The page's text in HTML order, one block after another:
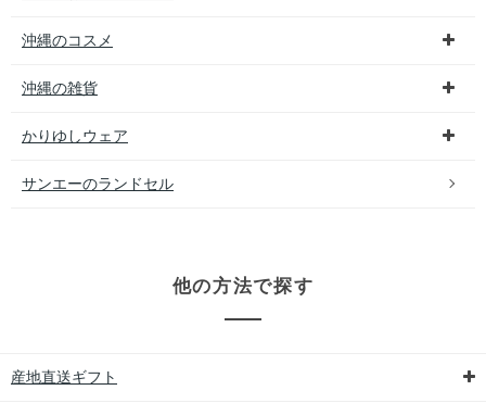
沖縄のコスメ
沖縄の雑貨
かりゆしウェア
サンエーのランドセル
他の方法で探す
産地直送ギフト